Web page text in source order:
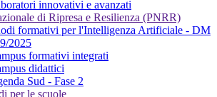
innovativi e avanzati
di Ripresa e Resilienza (PNRR)
formativi per l'Intelligenza Artificiale - DM
2025
formativi integrati
didattici
Sud - Fase 2
per le scuole